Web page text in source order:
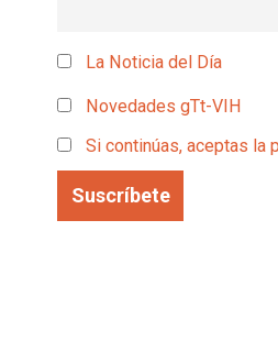
La Noticia del Día
Novedades gTt-VIH
Si continúas, aceptas la